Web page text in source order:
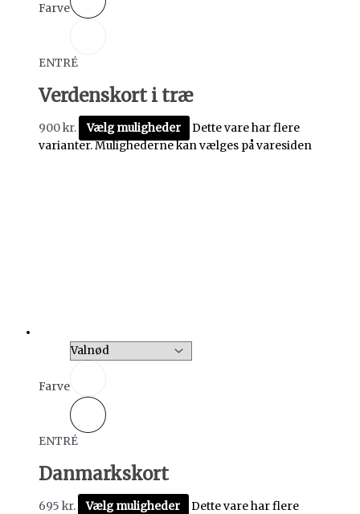
Farve
ENTRÉ
Verdenskort i træ
900kr. Vælg muligheder
Dette vare har flere
varianter. Mulighederne kan vælges på varesiden
Farve
ENTRÉ
Danmarkskort
695 kr. Vælg muligheder
Dette vare har flere